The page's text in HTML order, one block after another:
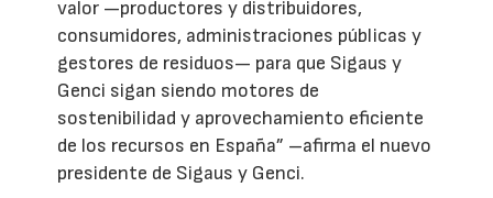
valor —productores y distribuidores,
consumidores, administraciones públicas y
gestores de residuos— para que Sigaus y
Genci sigan siendo motores de
sostenibilidad y aprovechamiento eficiente
de los recursos en España” –afirma el nuevo
presidente de Sigaus y Genci.